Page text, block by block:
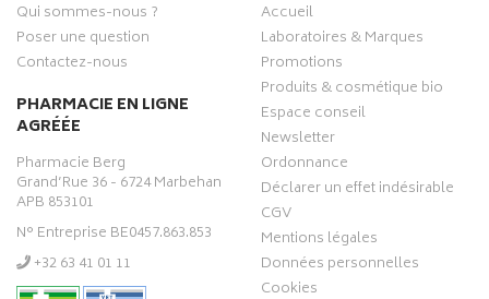
Qui sommes-nous ?
Poser une question
Contactez-nous
PHARMACIE EN LIGNE
AGRÉÉE
Pharmacie Berg
Grand’Rue 36 - 6724 Marbehan
APB 853101
N° Entreprise BE0457.863.853
‭+32 63 41 01 11‬
Accueil
Laboratoires & Marques
Promotions
Produits & cosmétique bio
Espace conseil
Newsletter
Ordonnance
Déclarer un effet indésirable
CGV
Mentions légales
Données personnelles
Cookies